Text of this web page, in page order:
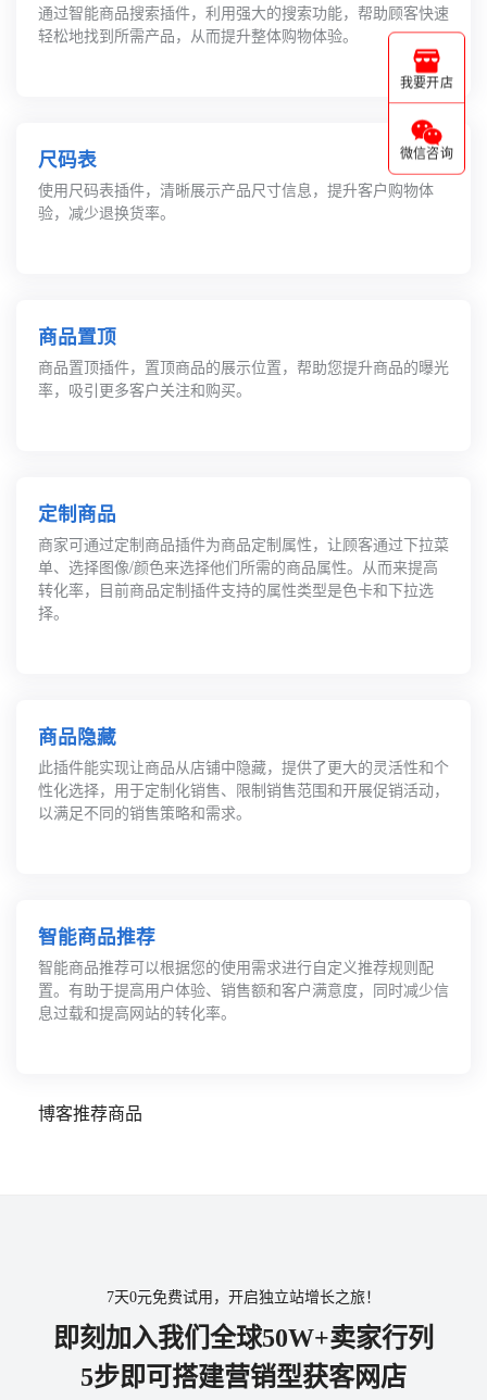
通过智能商品搜索插件，利用强大的搜索功能，帮助顾客快速
轻松地找到所需产品，从而提升整体购物体验。
尺码表
使用尺码表插件，清晰展示产品尺寸信息，提升客户购物体
验，减少退换货率。
商品置顶
商品置顶插件，置顶商品的展示位置，帮助您提升商品的曝光
率，吸引更多客户关注和购买。
定制商品
商家可通过定制商品插件为商品定制属性，让顾客通过下拉菜
单、选择图像/颜色来选择他们所需的商品属性。从而来提高
转化率，目前商品定制插件支持的属性类型是色卡和下拉选
择。
商品隐藏
此插件能实现让商品从店铺中隐藏，提供了更大的灵活性和个
性化选择，用于定制化销售、限制销售范围和开展促销活动，
以满足不同的销售策略和需求。
智能商品推荐
智能商品推荐可以根据您的使用需求进行自定义推荐规则配
置。有助于提高用户体验、销售额和客户满意度，同时减少信
息过载和提高网站的转化率。
博客推荐商品
我要开店
微信咨询
7天0元免费试用，开启独立站增长之旅！
即刻加入我们全球50W+卖家行列
5步即可搭建营销型获客网店